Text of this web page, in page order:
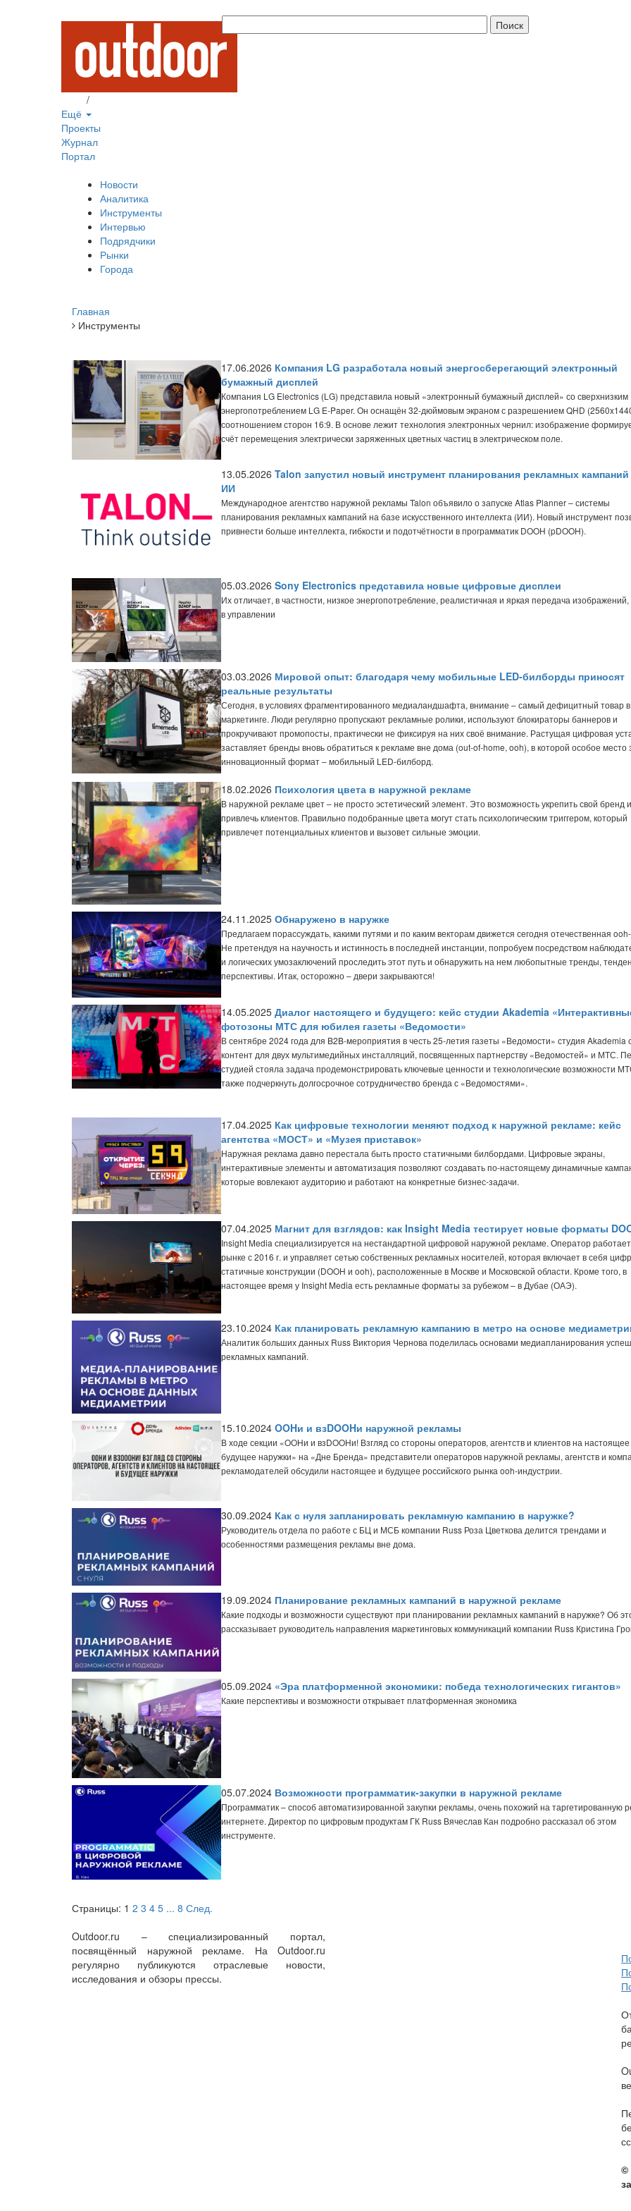
/
Ещё
Проекты
Журнал
Портал
Новости
Аналитика
Инструменты
Интервью
Подрядчики
Рынки
Города
Главная
Инструменты
17.06.2026 Компания LG разработала новый энергосберегающий электронный
бумажный дисплей
Компания LG Electronics (LG) представила новый «электронный бумажный дисплей» со сверхнизким
энергопотреблением LG E-Paper. Он оснащён 32-дюймовым экраном с разрешением QHD
соотношением сторон 16:9. В основе лежит технология электронных чернил: изображение
счёт перемещения электрически заряженных цветных частиц в электрическом поле.
13.05.2026 Talon запустил новый инструмент планирования рекламных кампаний
ИИ
Международное агентство наружной рекламы Talon объявило о запуске Atlas Planner – системы
планирования рекламных кампаний на базе искусственного интеллекта (ИИ). Новый инструмент
привнести больше интеллекта, гибкости и подотчётности в программатик DOOH (pDOOH).
05.03.2026 Sony Electronics представила новые цифровые дисплеи
Их отличает, в частности, низкое энергопотребление, реалистичная и яркая передача изображений,
в управлении
03.03.2026 Мировой опыт: благодаря чему мобильные LED-билборды приносят
реальные результаты
Сегодня, в условиях фрагментированного медиаландшафта, внимание – самый дефицитный товар в
маркетинге. Люди регулярно пропускают рекламные ролики, используют блокираторы баннеров и
прокручивают промопосты, практически не фиксируя на них своё внимание. Растущая цифровая
заставляет бренды вновь обратиться к рекламе вне дома (out-of-home, ooh), в которой особое место
инновационный формат – мобильный LED-билборд.
18.02.2026 Психология цвета в наружной рекламе
В наружной рекламе цвет – не просто эстетический элемент. Это возможность укрепить свой бренд и
привлечь клиентов. Правильно подобранные цвета могут стать психологическим триггером, который
привлечет потенциальных клиентов и вызовет сильные эмоции.
24.11.2025 Обнаружено в наружке
Предлагаем порассуждать, какими путями и по каким векторам движется сегодня отечественная
Не претендуя на научность и истинность в последней инстанции, попробуем посредством
и логических умозаключений проследить этот путь и обнаружить на нем любопытные тренды,
перспективы. Итак, осторожно – двери закрываются!
14.05.2025 Диалог настоящего и будущего: кейс студии Akademia
фотозоны МТС для юбилея газеты «Ведомости»
В сентябре 2024 года для B2B-мероприятия в честь 25-летия газеты «Ведомости» студия Akademia
контент для двух мультимедийных инсталляций, посвященных партнерству «Ведомостей» и МТС.
студией стояла задача продемонстрировать ключевые ценности и технологические возможности
также подчеркнуть долгосрочное сотрудничество бренда с «Ведомостями».
17.04.2025 Как цифровые технологии меняют подход к наружной рекламе: кейс
агентства «МОСТ» и «Музея приставок»
Наружная реклама давно перестала быть просто статичными билбордами. Цифровые экраны,
интерактивные элементы и автоматизация позволяют создавать по-настоящему динамичные
которые вовлекают аудиторию и работают на конкретные бизнес-задачи.
07.04.2025 Магнит для взглядов: как Insight Media тестирует новые форматы
Insight Media специализируется на нестандартной цифровой наружной рекламе. Оператор
рынке с 2016 г. и управляет сетью собственных рекламных носителей, которая включает в себя
статичные конструкции (DOOH и ooh), расположенные в Москве и Московской области. Кроме того, в
настоящее время у Insight Media есть рекламные форматы за рубежом – в Дубае (ОАЭ).
23.10.2024 Как планировать рекламную кампанию в метро на основе
Аналитик больших данных Russ Виктория Чернова поделилась основами медиапланирования
рекламных кампаний.
15.10.2024 OOHи и взDOOHи наружной рекламы
В ходе секции «OOHи и взDOOHи! Взгляд со стороны операторов, агентств и клиентов на настоящее
будущее наружки» на «Дне Бренда» представители операторов наружной рекламы, агентств и
рекламодателей обсудили настоящее и будущее российского рынка ooh-индустрии.
30.09.2024 Как с нуля запланировать рекламную кампанию в наружке?
Руководитель отдела по работе с БЦ и МСБ компании Russ Роза Цветкова делится трендами и
особенностями размещения рекламы вне дома.
19.09.2024 Планирование рекламных кампаний в наружной рекламе
Какие подходы и возможности существуют при планировании рекламных кампаний в наружке? Об
рассказывает руководитель направления маркетинговых коммуникаций компании Russ Кристина
05.09.2024 «Эра платформенной экономики: победа технологических гигантов»
Какие перспективы и возможности открывает платформенная экономика
05.07.2024 Возможности программатик-закупки в наружной рекламе
Программатик – способ автоматизированной закупки рекламы, очень похожий на таргетированную
интернете. Директор по цифровым продуктам ГК Russ Вячеслав Кан подробно рассказал об этом
инструменте.
Страницы: 1 2 3 4 5 ... 8 След.
Outdoor.ru – специализированный портал,
посвящённый наружной рекламе. На Outdoor.ru
регулярно публикуются отраслевые новости,
исследования и обзоры прессы.